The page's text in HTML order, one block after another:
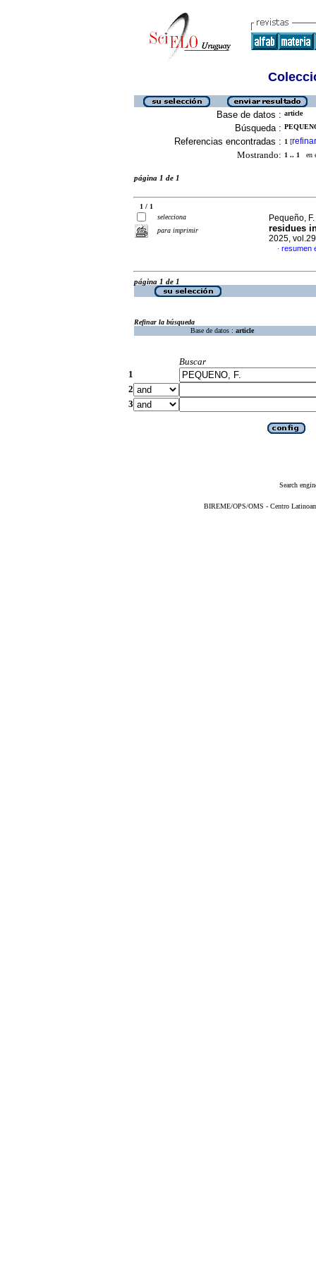
Base de datos : article
Búsqueda :
Referencias encontradas : 1 [refinar
Mostrando: 1 .. 1 en
página 1 de 1
1 / 1
selecciona
para imprimir
Pequeño,
residues
2025,
· resumen
página 1 de 1
Refinar la búsqueda
Base de datos : article
Buscar
1
2
3
Search
BIREME/OPS/OMS - Centro